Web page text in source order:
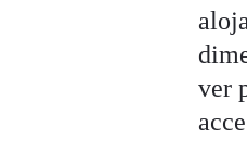
ver